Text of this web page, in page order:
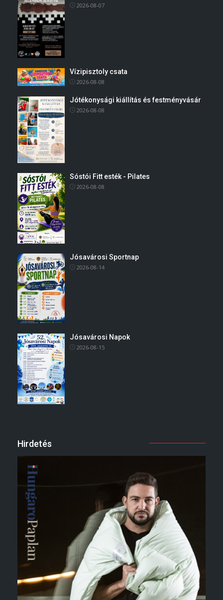
2026-08-07
Vízipisztoly csata
2026-08-08
Jótékonysági kiállítás és festményvásár
2026-08-08
Sóstói Fitt esték - Pilates
2026-08-08
Jósavárosi Sportnap
2026-08-14
Jósavárosi Napok
2026-08-15
Hirdetés